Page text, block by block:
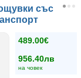
със
489.00€
956.40лв
на човек